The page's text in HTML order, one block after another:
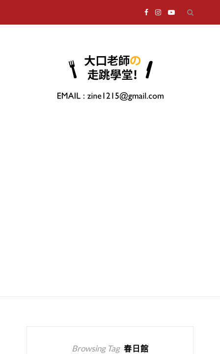
Browsing Tag 春日館